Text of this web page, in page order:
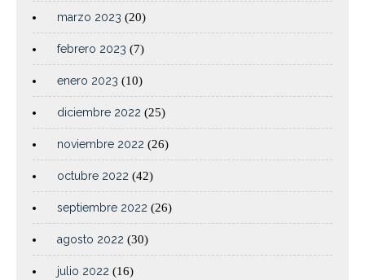
marzo 2023 (20)
febrero 2023 (7)
enero 2023 (10)
diciembre 2022 (25)
noviembre 2022 (26)
octubre 2022 (42)
septiembre 2022 (26)
agosto 2022 (30)
julio 2022 (16)